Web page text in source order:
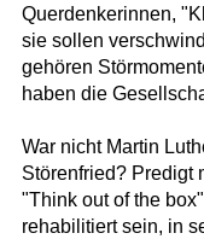
Querdenkerinnen,
sie sollen
gehören
haben die
War nicht Martin
Störenfried? Predigt
"Think out of the
rehabilitiert sein, in